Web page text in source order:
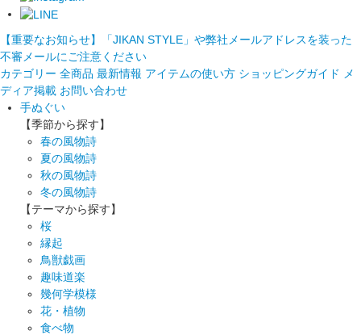
【重要なお知らせ】「JIKAN STYLE」や弊社メールアドレスを装った
不審メールにご注意ください
カテゴリー 全商品 最新情報 アイテムの使い方 ショッピングガイド
メ
ディア掲載 お問い合わせ
手ぬぐい
【季節から探す】
春の風物詩
夏の風物詩
秋の風物詩
冬の風物詩
【テーマから探す】
桜
縁起
鳥獣戯画
趣味道楽
幾何学模様
花・植物
食べ物